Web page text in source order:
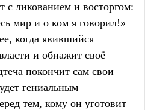
с ликованием и восторгом:
мир и о ком я говорил!»
когда явившийся
и обнажит своё
покончит сам свои
гениальным
тем, кому он уготовит